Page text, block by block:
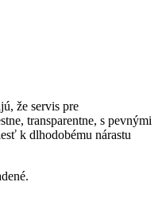
že servis pre
transparentne, s pevnými
k dlhodobému nárastu